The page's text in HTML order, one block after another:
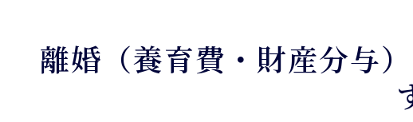
離婚（養育費・財産分与